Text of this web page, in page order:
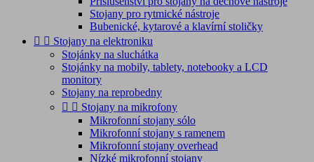
Stojany pro rytmické nástroje
Bubenické, kytarové a klavírní stoličky
  Stojany na elektroniku
Stojánky na sluchátka
Stojánky na mobily, tablety, notebooky a LCD
monitory
Stojany na reprobedny
  Stojany na mikrofony
Mikrofonní stojany sólo
Mikrofonní stojany s ramenem
Mikrofonní stojany overhead
Nízké mikrofonní stojany